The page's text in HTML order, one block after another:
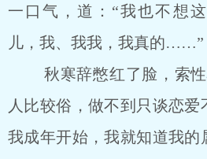
一口气，道：“我也不想
儿，我、我我，我真的……”
秋寒辞憋红了脸，索性
人比较俗，做不到只谈恋爱
我成年开始，我就知道我的